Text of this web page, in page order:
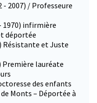
2007) / Professeure
1970) infirmière
déportée
Résistante et Juste
Première lauréate
des enfants
Monts – Déportée à